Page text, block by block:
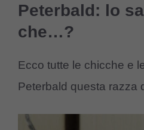
Peterbald: lo
che…?
Ecco tutte le chicche e
Peterbald questa razza